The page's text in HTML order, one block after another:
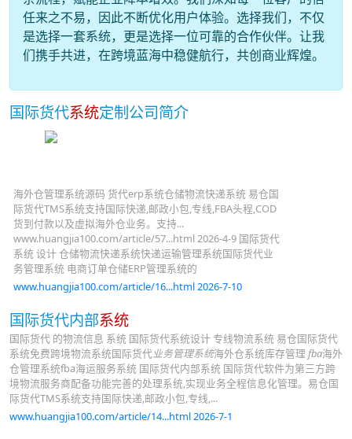
任来之不易，因此不断优化用户体验。选择我们，不仅
是选择一套系统，更是选择一位可靠的合作伙伴。让我
们携手共进，在跨境蓝海中稳健航行，共创商业辉煌。
国际货代系统定制公司简介
海外仓管理系统源码 货代erp系统仓储物流快递系统 易仓国
际货代TMS系统支持国际快递,邮政小包,专线,FBA头程,COD
货到付款以及虚拟海外仓业务。支持...
www.huangjia100.com/article/57...html 2026-4-9 国际货代
系统 设计 仓储物流快递系统快递运输管理系统国际货代业
务管理系统 电商订单仓储ERP管理系统的
www.huangjia100.com/article/16...html 2026-7-10
国际货代内部系统
国际货代 的物流信息 系统 国际货代系统设计 专线物流系统 易仓国际货代
系统免费跨境物流系统国际货代业务管理系统海外仓系统库存管理 fba海外
仓管理系统fba海运服务系统 国际货代内部系统 国际货代软件为第三方跨
境物流服务商配备功能完善的处理系统,实现业务全程信息化管理。易仓国
际货代TMS系统支持国际快递,邮政小包,专线,...
www.huangjia100.com/article/14...html 2026-7-1